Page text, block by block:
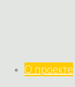
О проекте